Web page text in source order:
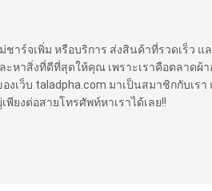
าร์จเพิ่ม หรือบริการ ส่งสินค้าที่รวดเร็ว แ
หาสิ่งที่ดีที่สุดให้คุณ เพราะเราคือตลาดผ้
เว็บ taladpha.com มาเป็นสมาชิกกับเร
ยงต่อสายโทรศัพท์หาเราได้เลย!!